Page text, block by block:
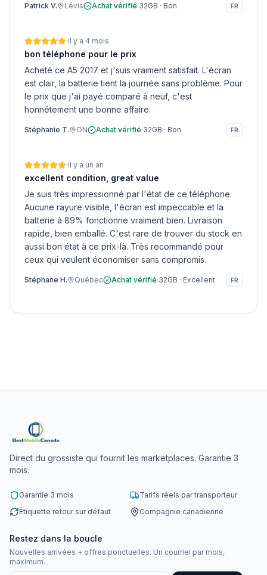
Patrick V. Lévis Achat vérifié·32GB · Bon FR
·il y a 4 mois
bon téléphone pour le prix
Acheté ce A5 2017 et j'suis vraiment satisfait. L'écran
est clair, la batterie tient la journée sans problème. Pour
le prix que j'ai payé comparé à neuf, c'est
honnêtement une bonne affaire.
Stéphanie T. ON Achat vérifié·32GB · Bon FR
·il y a un an
excellent condition, great value
Je suis très impressionné par l'état de ce téléphone.
Aucune rayure visible, l'écran est impeccable et la
batterie à 89% fonctionne vraiment bien. Livraison
rapide, bien emballé. C'est rare de trouver du stock en
aussi bon état à ce prix-là. Très recommandé pour
ceux qui veulent économiser sans compromis.
Stéphane H. Québec Achat vérifié·32GB · Excellent FR
Direct du grossiste qui fournit les marketplaces. Garantie 3
mois.
Garantie 3 mois
Tarifs réels par transporteur
Étiquette retour sur défaut
Compagnie canadienne
Restez dans la boucle
Nouvelles arrivées + offres ponctuelles. Un courriel par mois,
maximum.